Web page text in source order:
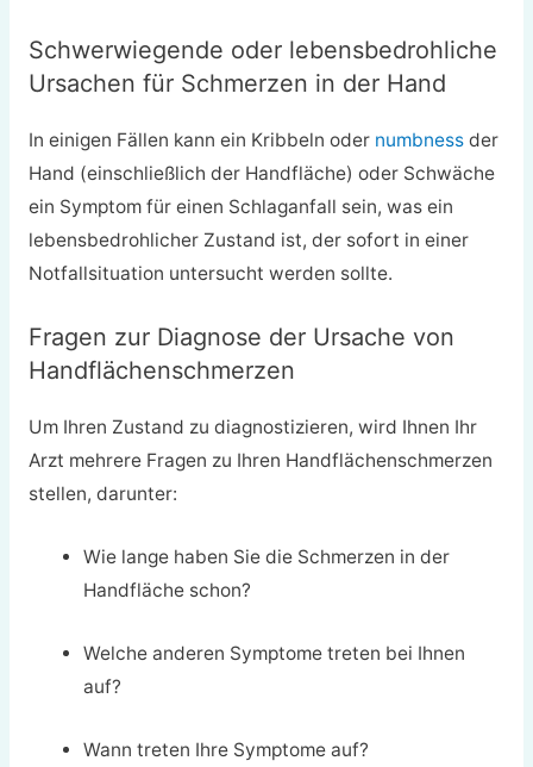
Schwerwiegende oder lebensbedrohliche
Ursachen für Schmerzen in der Hand
In einigen Fällen kann ein Kribbeln oder numbnessder
Hand (einschließlich der Handfläche) oder Schwäche
ein Symptom für einen Schlaganfall sein, was ein
lebensbedrohlicher Zustand ist, der sofort in einer
Notfallsituation untersucht werden sollte.
Fragen zur Diagnose der Ursache von
Handflächenschmerzen
Um Ihren Zustand zu diagnostizieren, wird Ihnen Ihr
Arzt mehrere Fragen zu Ihren Handflächenschmerzen
stellen, darunter:
Wie lange haben Sie die Schmerzen in der
Handfläche schon?
Welche anderen Symptome treten bei Ihnen
auf?
Wann treten Ihre Symptome auf?